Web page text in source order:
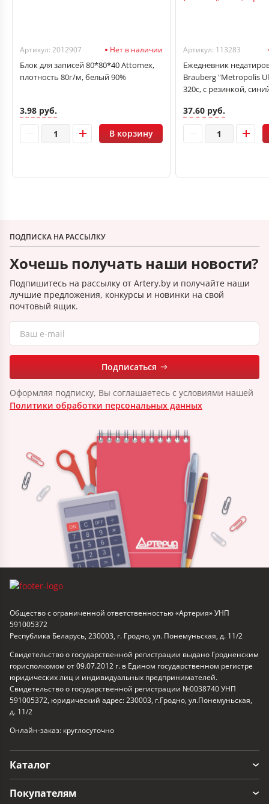
Артикул: 2012907 Нет в наличии
Блок для записей 80*80*40 Attomex,
плотность 80г/м, белый 90%
3.98 руб.
В корзину
Артикул: 113283
Ежедневник
Brauberg "Metropolis
320с, с резинкой,
37.60 руб.
ПОДПИСКА НА РАССЫЛКУ
Хочешь получать наши новости?
Подпишитесь на рассылку от Artery.by и получайте наши
лучшие предложения, конкурсы и новинки на свой
почтовый ящик.
Подписаться
Оформляя подписку, Вы соглашаетесь с условиями нашей
Политики обработки персональных данных
Общество с ограниченной ответственностью «Артерия» УНП
591005372
Республика Беларусь, 230003, г. Гродно, ул. Понемуньская, д. 11/2
Свидетельство о государственной регистрации выдано Гродненским
горисполкомом от 09.07.2012 г. в Едином государственном регистре
юридических лиц и индивидуальных предпринимателей.
Свидетельство о государственной регистрации №0038740 УНП
591005372, юридический адрес: 230003, г.Гродно, ул.Понемуньская,
д. 11/2
Онлайн-заказ: круглосуточно
Каталог
Покупателям